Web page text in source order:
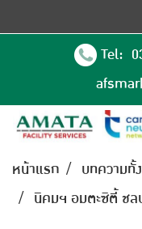
Tel:
หน้าแรก บทความทั้
นิคมฯ อมตะซิตี้ ชล